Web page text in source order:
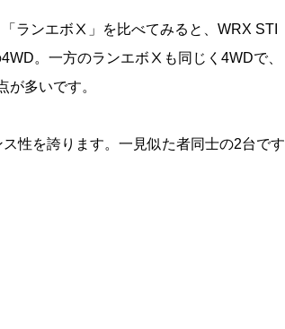
ランエボⅩ」を比べてみると、WRX STI
。一方のランエボⅩも同じく4WDで、
多いです。
性を誇ります。一見似た者同士の2台です